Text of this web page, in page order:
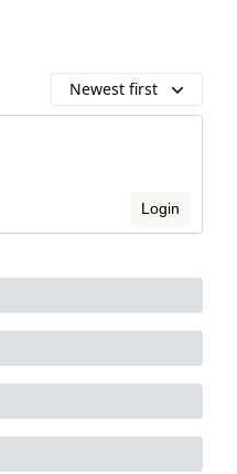
Newest first
Login